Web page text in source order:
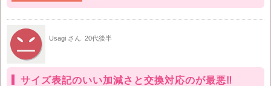
Usagi さん 20代後半
サイズ表記のいい加減さと交換対応のが最悪‼︎